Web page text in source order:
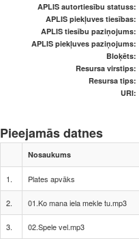
APLIS autortiesību statuss:
APLIS piekļuves tiesības:
APLIS tiesību paziņojums:
APLIS piekļuves paziņojums:
Bloķēts:
Resursa virstips:
Resursa tips:
URI:
Pieejamās datnes
Nosaukums
1. Plates apvāks
2. 01.Ko mana iela mekle tu.mp3
3. 02.Spele vel.mp3